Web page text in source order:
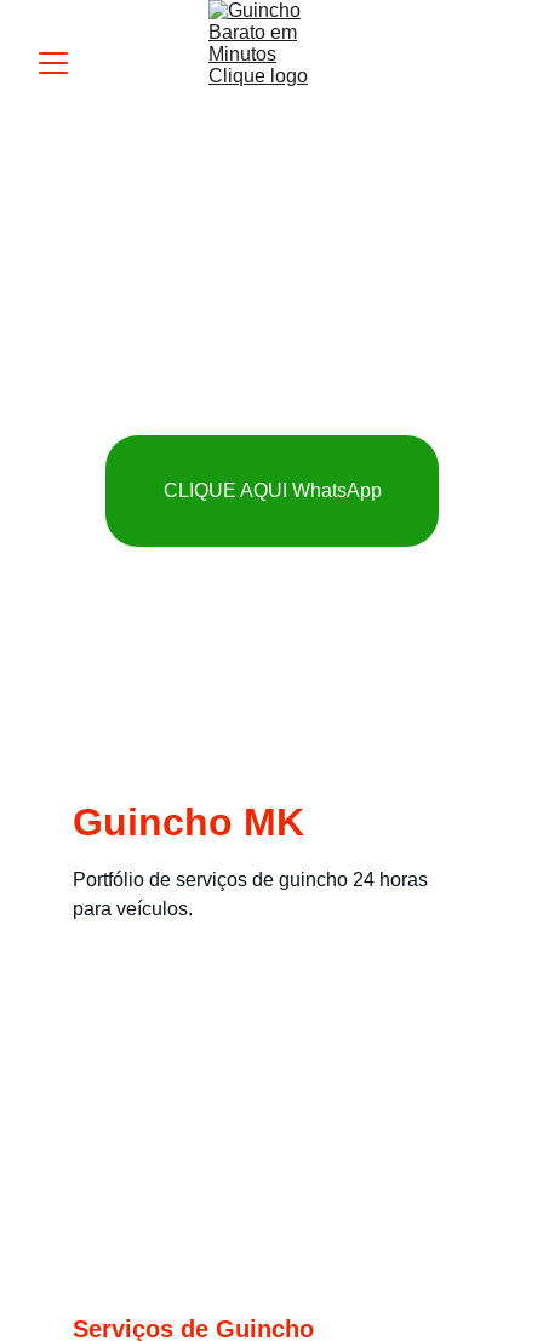
CLIQUE AQUI WhatsApp
Guincho MK
Portfólio de serviços de guincho 24 horas
para veículos.
Serviços de Guincho